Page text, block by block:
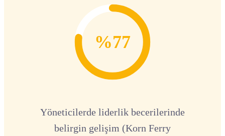
%77
Yöneticilerde liderlik becerilerinde
belirgin gelişim (Korn Ferry